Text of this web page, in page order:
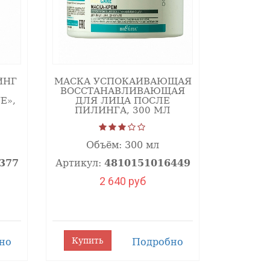
2-3 раза в неделю
и дермабразии.
и ее регенерационных
и выбирается
пилингам. Это
кожи, герпес, отягощенный
МАСКА УСПОКАИВАЮЩАЯ
ВОССТАНАВЛИВАЮЩАЯ
ДЛЯ ЛИЦА ПОСЛЕ
ПИЛИНГА, 300 МЛ
Объём: 300 мл
Артикул: 4810151016449
2 640 руб
Купить Подробно